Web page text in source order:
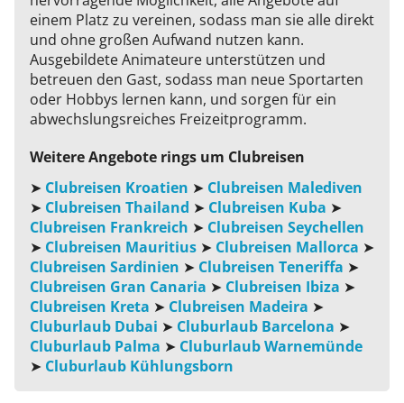
einem Platz zu vereinen, sodass man sie alle direkt
und ohne großen Aufwand nutzen kann.
Ausgebildete Animateure unterstützen und
betreuen den Gast, sodass man neue Sportarten
oder Hobbys lernen kann, und sorgen für ein
abwechslungsreiches Freizeitprogramm.
Weitere Angebote rings um Clubreisen
➤ Clubreisen Kroatien ➤ Clubreisen Malediven
➤ Clubreisen Thailand ➤ Clubreisen Kuba ➤
Clubreisen Frankreich ➤ Clubreisen Seychellen
➤ Clubreisen Mauritius ➤ Clubreisen Mallorca ➤
Clubreisen Sardinien ➤ Clubreisen Teneriffa ➤
Clubreisen Gran Canaria ➤ Clubreisen Ibiza ➤
Clubreisen Kreta ➤ Clubreisen Madeira ➤
Cluburlaub Dubai ➤ Cluburlaub Barcelona ➤
Cluburlaub Palma ➤ Cluburlaub Warnemünde
➤ Cluburlaub Kühlungsborn